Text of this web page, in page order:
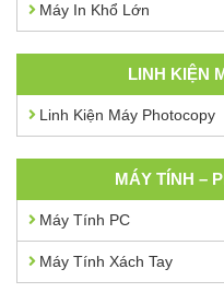
Máy In Khổ Lớn
LINH KIỆN
Linh Kiện Máy Photocopy
MÁY TÍNH –
Máy Tính PC
Máy Tính Xách Tay